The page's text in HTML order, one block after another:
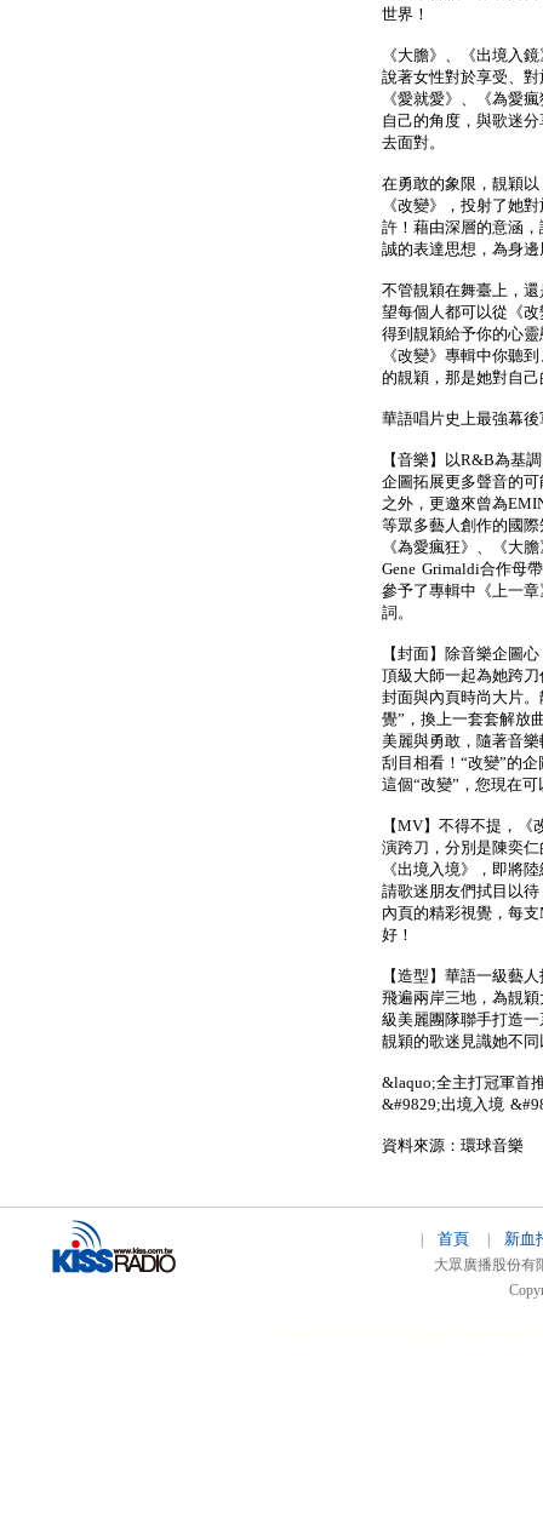
世界！
《大膽》、《出境入
說著女性對於享受、
《愛就愛》、《為愛
自己的角度，與歌迷
去面對。
在勇敢的象限，靚穎
《改變》，投射了她
許！藉由深層的意涵
誠的表達思想，為身
不管靚穎在舞臺上，
望每個人都可以從《
得到靚穎給予你的心
《改變》專輯中你聽
的靚穎，那是她對自
華語唱片史上最強幕
【音樂】以R&B為基
企圖拓展更多聲音的
之外，更邀來曾為
等眾多藝人創作的國
《為愛瘋狂》、《大
Gene Grimaldi合作母
參予了專輯中《上一
詞。
【封面】除音樂企圖
頂級大師一起為她跨
封面與內頁時尚大片
覺”，換上一套套解放
美麗與勇敢，隨著音
刮目相看！“改變”的
這個“改變”，您現在
【MV】不得不提，
演跨刀，分別是陳奕
《出境入境》，即將
請歌迷朋友們拭目以
內頁的精彩視覺，每
好！
【造型】華語一級藝
飛遍兩岸三地，為靚
級美麗團隊聯手打造
靚穎的歌迷見識她不同
&laquo;全主打冠軍首
&#9829;出境入境
資料來源：環球音樂
首頁 新血
大眾廣播股份有